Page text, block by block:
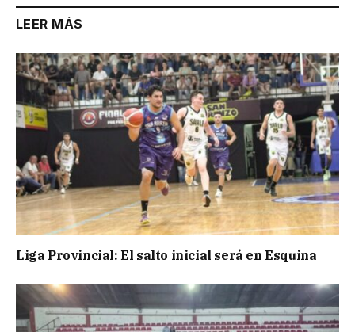
LEER MÁS
Liga Provincial: El salto inicial será en Esquina